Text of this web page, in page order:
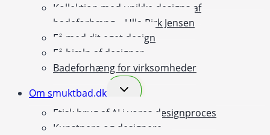
Kollektion med unikke designs af
badeforhæng – Ulla Birk Jensen
Få med dit eget design
Få hjælp af designer
Badeforhæng for virksomheder
Om smuktbad.dk
Skift
undermenu
Etisk brug af AI i vores designproces
Kunstnere og designere